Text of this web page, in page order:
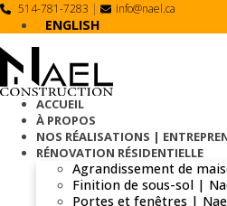
Skip514-781-7283 | info@nael.ca
ENGLISH
ACCUEIL
À PROPOS
NOS RÉALISATIONS |
RÉNOVATION RÉSIDENTIELLE
Agrandissement de
Finition de sous-sol |
Portes et fenêtres |